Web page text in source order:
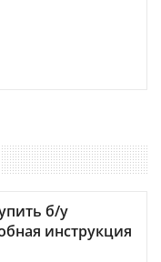
б/у
инструкция